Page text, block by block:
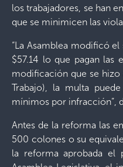
los trabajadores, se han
que se minimicen las
“La Asamblea modificó
$57.14 lo que pagan las
modificación que se
Trabajo), la multa
mínimos por infracción”,
Antes de la reforma las
500 colones o su
la reforma aprobada el